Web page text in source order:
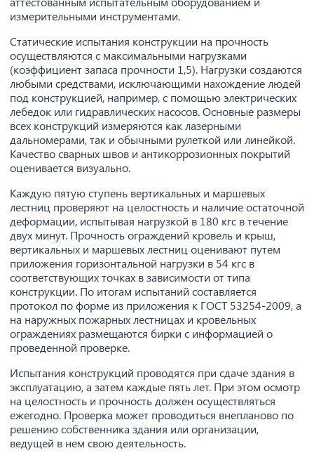
измерительными инструментами.
Статические испытания конструкции на прочность
осуществляются с максимальными нагрузками
(коэффициент запаса прочности 1,5). Нагрузки создаются
любыми средствами, исключающими нахождение людей
под конструкцией, например, с помощью электрических
лебедок или гидравлических насосов. Основные размеры
всех конструкций измеряются как лазерными
дальномерами, так и обычными рулеткой или линейкой.
Качество сварных швов и антикоррозионных покрытий
оценивается визуально.
Каждую пятую ступень вертикальных и маршевых
лестниц проверяют на целостность и наличие остаточной
деформации, испытывая нагрузкой в 180 кгс в течение
двух минут. Прочность ограждений кровель и крыш,
вертикальных и маршевых лестниц оценивают путем
приложения горизонтальной нагрузки в 54 кгс в
соответствующих точках в зависимости от типа
конструкции. По итогам испытаний составляется
протокол по форме из приложения к ГОСТ 53254-2009, а
на наружных пожарных лестницах и кровельных
ограждениях размещаются бирки с информацией о
проведенной проверке.
Испытания конструкций проводятся при сдаче здания в
эксплуатацию, а затем каждые пять лет. При этом осмотр
на целостность и прочность должен осуществляться
ежегодно. Проверка может проводиться внепланово по
решению собственника здания или организации,
ведущей в нем свою деятельность.